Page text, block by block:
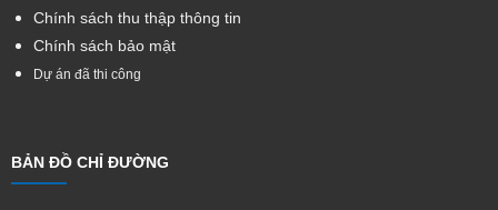
Chính sách thu thập thông tin
Chính sách bảo mật
Dự án đã thi công
BẢN ĐỒ CHỈ ĐƯỜNG